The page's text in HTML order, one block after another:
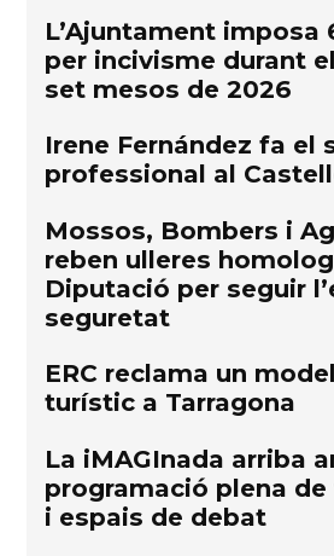
L’Ajuntament imposa
per incivisme durant
set mesos de 2026
Irene Fernández fa el
professional al
Mossos, Bombers i
reben ulleres
Diputació per seguir
seguretat
ERC reclama un
turístic a Tarragona
La iMAGInada arriba
programació plena
i espais de debat